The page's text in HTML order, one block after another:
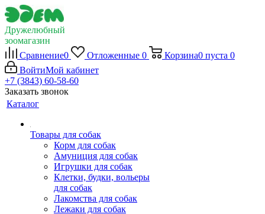
Дружелюбный
зоомагазин
Сравнение0 Отложенные 0 Корзина0 пуста 0
ВойтиМой кабинет
+7 (3843) 60-58-60
Заказать звонок
Каталог
Товары для собак
Корм для собак
Амуниция для собак
Игрушки для собак
Клетки, будки, вольеры
для собак
Лакомства для собак
Лежаки для собак